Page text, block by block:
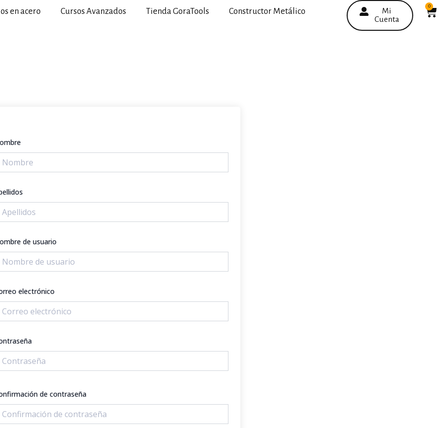
en acero Cursos Avanzados Tienda GoraTools Constructor Metálico
Mi
Cuenta
0
de usuario
electrónico
de contraseña